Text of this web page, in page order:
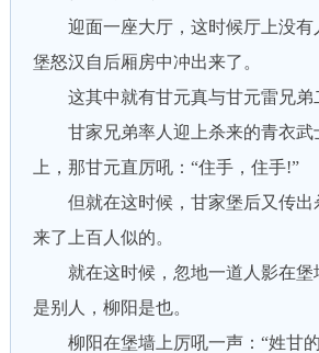
迎面一座大厅，这时候厅上没有
堡怒汉自后厢房中冲出来了。
这其中就有甘元真与甘元雷兄弟
甘家兄弟率人迎上杀来的青衣武
上，那甘元直厉吼：“住手，住手!”
但就在这时候，甘家堡后又传出
来了上百人似的。
就在这时候，忽地一道人影在堡
是别人，柳阳是也。
柳阳在堡墙上厉吼一声：“姓甘的